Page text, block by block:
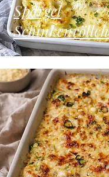
Spargel